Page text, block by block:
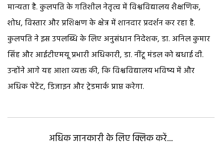
मान्यता है. कुलपति के गतिशील नेतृत्व में विश्वविद्यालय शैक्षणिक,
शोध, विस्तार और प्रशिक्षण के क्षेत्र में शानदार प्रदर्शन कर रहा है.
कुलपति ने इस उपलब्धि के लिए अनुसंधान निदेशक, डा. अनिल कुमार
सिंह और आईटीएमयू प्रभारी अधिकारी, डा. नींटू मंडल को बधाई दी.
उन्होंने आगे यह आशा व्यक्त की, कि विश्वविद्यालय भविष्य में और
अधिक पेटेंट, डिजाइन और ट्रेडमार्क प्राप्त करेगा.
अधिक जानकारी के लिए क्लिक करें...